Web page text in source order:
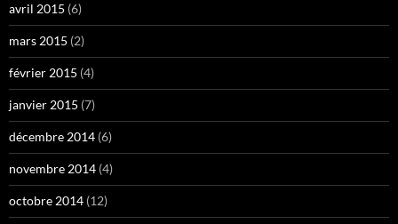
avril 2015 (6)
mars 2015 (2)
février 2015 (4)
janvier 2015 (7)
décembre 2014 (6)
novembre 2014 (4)
octobre 2014 (12)